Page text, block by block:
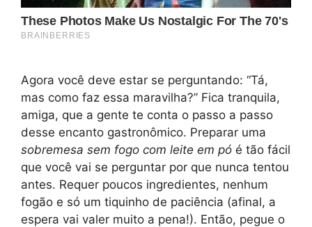
Agora você deve estar se perguntando: “Tá,
mas como faz essa maravilha?” Fica tranquila,
amiga, que a gente te conta o passo a passo
desse encanto gastronômico. Preparar uma
sobremesa sem fogo com leite em pó é tão fácil
que você vai se perguntar por que nunca tentou
antes. Requer poucos ingredientes, nenhum
fogão e só um tiquinho de paciência (afinal, a
espera vai valer muito a pena!). Então, pegue o